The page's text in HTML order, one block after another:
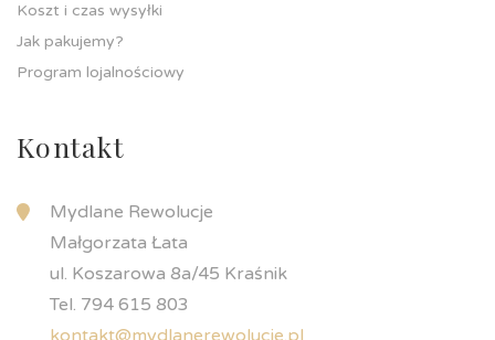
Koszt i czas wysyłki
Jak pakujemy?
Program lojalnościowy
Kontakt
Mydlane Rewolucje
Małgorzata Łata
ul. Koszarowa 8a/45 Kraśnik
Tel. 794 615 803
kontakt@mydlanerewolucje.pl